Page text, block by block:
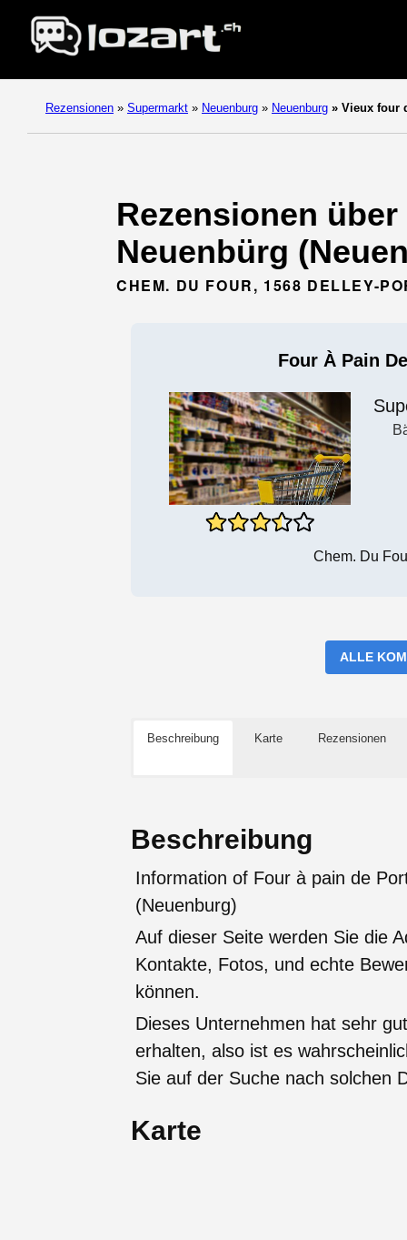
Rezensionen » Supermarkt » Neuenburg » Neuenburg » Vieux four
Rezensionen
Neuenbürg
CHEM. DU FOUR, 1568 DELLEY-
Four À Pain
Chem. Du
ALLE
Beschreibung Karte Rezensionen
Beschreibung
Information of Four à pain de
(Neuenburg)
Auf dieser Seite werden Sie die
Kontakte, Fotos, und echte
können.
Dieses Unternehmen hat sehr
erhalten, also ist es
Sie auf der Suche nach solchen
Karte